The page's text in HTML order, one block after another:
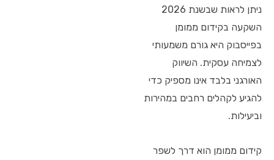
ניתן לראות שבשנת 2026
השקעה בקידום ממומן
בפייסבוק היא גורם משמעותי
לצמיחה עסקית. השיווק
האורגני בלבד אינו מספיק כדי
להגיע לקהלים רחבים במהירות
וביעילות.
קידום ממומן הוא דרך לשפר